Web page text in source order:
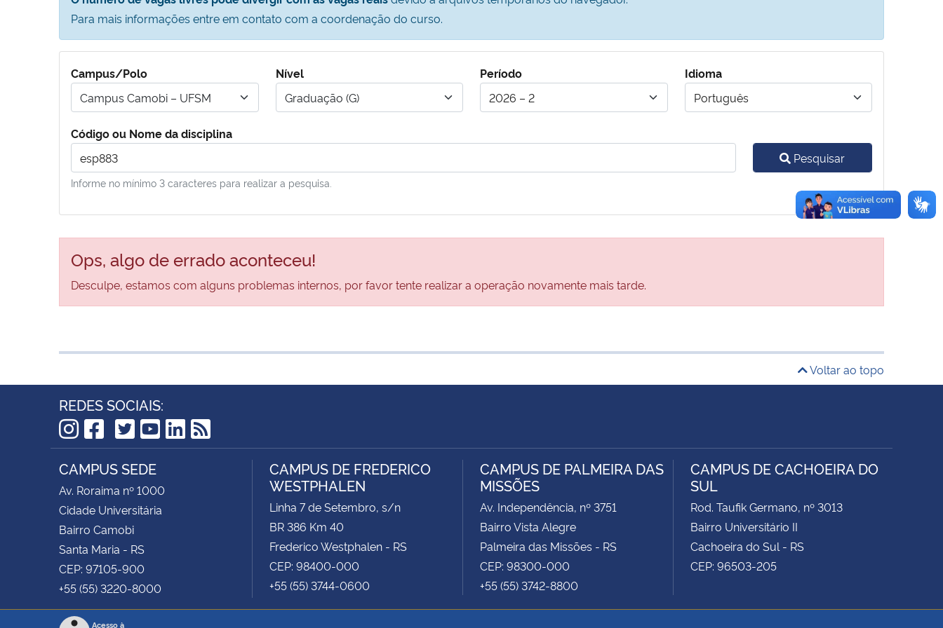
Para mais informações entre em contato com a coordenação do curso.
Campus/Polo
Campus Camobi – UFSM
Nível
Graduação (G)
Período Idioma
Código ou Nome da disciplina
Informe no mínimo 3 caracteres para realizar a pesquisa.
Pesquisar
Ops, algo de errado aconteceu!
Desculpe, estamos com alguns problemas internos, por favor tente realizar a operação novamente mais tarde.
Voltar ao topo
REDES SOCIAIS:
Instagram
Facebook
TikTok
Twitter
YouTube
LinkedIn
RSS
CAMPUS SEDE
Av. Roraima nº 1000
Cidade Universitária
Bairro Camobi
Santa Maria - RS
CEP: 97105-900
+55 (55) 3220-8000
CAMPUS DE FREDERICO
WESTPHALEN
Linha 7 de Setembro, s/n
BR 386 Km 40
Frederico Westphalen - RS
CEP: 98400-000
+55 (55) 3744-0600
CAMPUS DE PALMEIRA DAS
MISSÕES
Av. Independência, nº 3751
Bairro Vista Alegre
Palmeira das Missões - RS
CEP: 98300-000
+55 (55) 3742-8800
CAMPUS DE CACHOEIRA DO
SUL
Rod. Taufik Germano, nº 3013
Bairro Universitário II
Cachoeira do Sul - RS
CEP: 96503-205
Acesso à